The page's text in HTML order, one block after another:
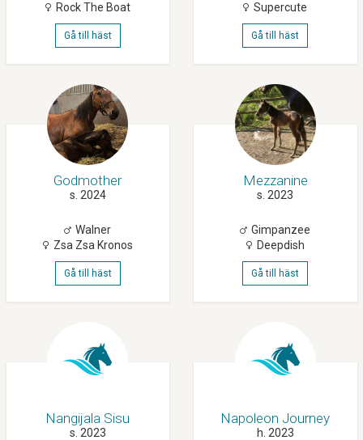
Rock The Boat
Gå till häst
Supercute
Gå till häst
Godmother
s. 2024
Walner
Zsa Zsa Kronos
Gå till häst
Mezzanine
s. 2023
Gimpanzee
Deepdish
Gå till häst
Nangijala Sisu
s. 2023
Napoleon Journey
h. 2023